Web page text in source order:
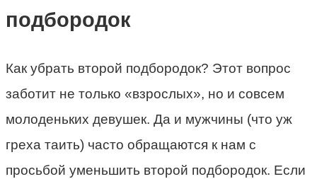
подбородок
Как убрать второй подбородок? Этот вопрос
заботит не только «взрослых», но и совсем
молоденьких девушек. Да и мужчины (что уж
греха таить) часто обращаются к нам с
просьбой уменьшить второй подбородок. Если